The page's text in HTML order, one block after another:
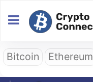
Bitcoin Ethereum